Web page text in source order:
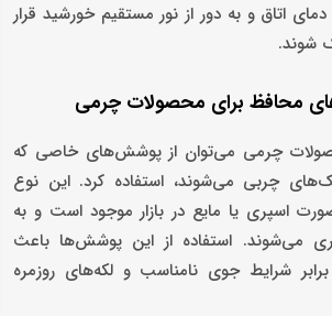
دمای اتاق و به دور از نور مستقیم خورشید قرار
شوند.
محافظ برای محصولات چرمی
چرمی می‌توان از پوشش‌های خاصی که
چربی می‌شوند، استفاده کرد. این نوع
اسپری یا مایع در بازار موجود است و به
می‌شوند. استفاده از این پوشش‌ها باعث
شرایط جوی نامناسب و لکه‌های روزمره